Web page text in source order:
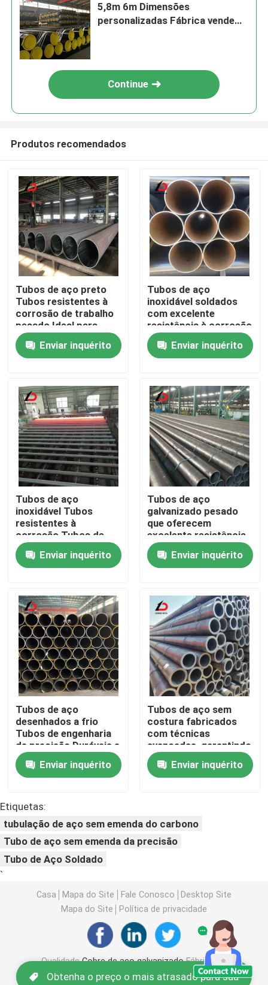
Produtos
Vídeos
Sobre nós
Visita à fábrica
Controle de qualidade
Notícias
Casos
Solicite um orçamento
Cobre de aço galvanizado
Bobina de aço de PPGI
Estoque de aço inoxidável da bobina
Feixe do aço carbono H
pilha da chapa de aço
Barras de aço de reforço
barra de ângulo do aço carbono
5,8m 6m Dimensões
personalizadas Fábrica vende
Continue
Produtos recomendados
Tubos de aço preto
Tubos resistentes à
corrosão de trabalho
pesado Ideal para
aplicações de
tubulação estrutural e
construção
Enviar inquérito
Tubos de aço
inoxidável soldados
com excelente
resistência à corrosão
adequados para
sistemas de
abastecimento de
Enviar inquérito
Tubos de aço
inoxidável Tubos
resistentes à
corrosão Tubos de
aço Ideal para
processamento
químico e sistemas
Enviar inquérito
Tubos de aço
galvanizado pesado
que oferecem
excelente resistência
à corrosão e
resistência mecânica
para projetos
Enviar inquérito
Tubos de aço
desenhados a frio
Tubos de engenharia
de precisão Duráveis e
resistentes à
corrosão Adequados
para aplicações
Enviar inquérito
Tubos de aço sem
costura fabricados
com técnicas
avançadas, garantindo
longevidade e
confiabilidade em
ambientes agressivos
Enviar inquérito
Etiquetas:
tubulação de aço sem emenda do carbono
Tubo de aço sem emenda da precisão
Tubo de Aço Soldado
Obtenha o preço o mais atrasado para sua
`
Casa Mapa do Site Fale Conosco
Desktop Site
Mapa do Site
Política de privacidade
QualidadeCobre de aço galvanizadoFábrica da
china.Copyright © 2026 SHANDONG